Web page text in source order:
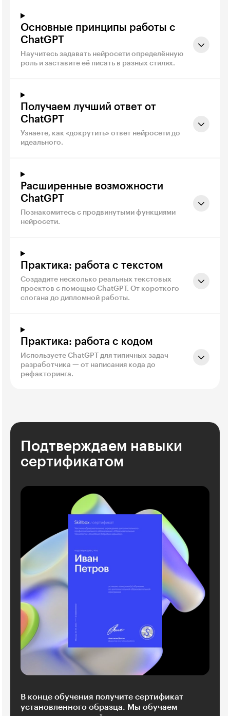
Основные принципы работы с
ChatGPT
Научитесь задавать нейросети определённую
роль и заставите её писать в разных стилях.
Получаем лучший ответ от
ChatGPT
Узнаете, как «докрутить» ответ нейросети до
идеального.
Расширенные возможности
ChatGPT
Познакомитесь с продвинутыми функциями
нейросети.
Практика: работа с текстом
Создадите несколько реальных текстовых
проектов с помощью ChatGPT. От короткого
слогана до дипломной работы.
Практика: работа с кодом
Используете ChatGPT для типичных задач
разработчика — от написания кода до
рефакторинга.
Подтверждаем навыки
сертификатом
В конце обучения получите сертификат
установленного образца. Мы обучаем